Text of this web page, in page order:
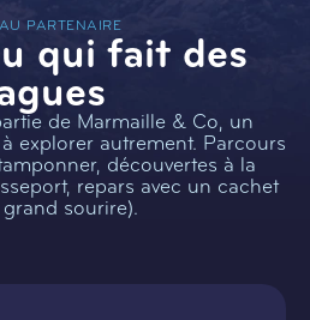
PARTENAIRE
qui fait des
de Marmaille & Co, un
explorer autrement. Parcours
découvertes à la
repars avec un cachet
sourire).